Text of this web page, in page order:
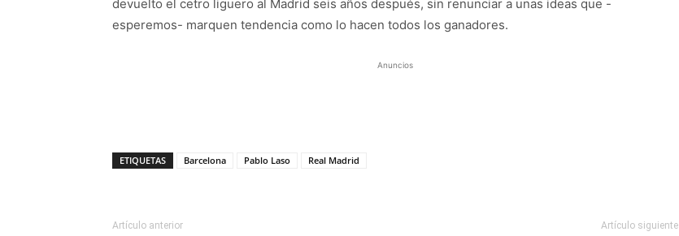
devuelto el cetro liguero al Madrid seis años después, sin renunciar a unas ideas que -
esperemos- marquen tendencia como lo hacen todos los ganadores.
Anuncios
ETIQUETAS Barcelona Pablo Laso Real Madrid
Artículo anterior Artículo siguiente